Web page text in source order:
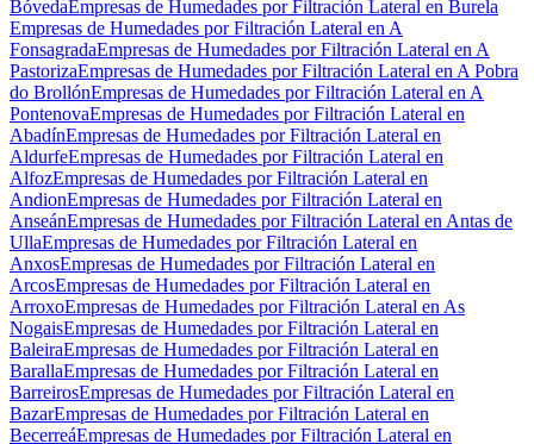
BóvedaEmpresas de Humedades por Filtración Lateral en Burela
Empresas de Humedades por Filtración Lateral en A
FonsagradaEmpresas de Humedades por Filtración Lateral en A
PastorizaEmpresas de Humedades por Filtración Lateral en A Pobra
do BrollónEmpresas de Humedades por Filtración Lateral en A
PontenovaEmpresas de Humedades por Filtración Lateral en
AbadínEmpresas de Humedades por Filtración Lateral en
AldurfeEmpresas de Humedades por Filtración Lateral en
AlfozEmpresas de Humedades por Filtración Lateral en
AndionEmpresas de Humedades por Filtración Lateral en
AnseánEmpresas de Humedades por Filtración Lateral en Antas de
UllaEmpresas de Humedades por Filtración Lateral en
AnxosEmpresas de Humedades por Filtración Lateral en
ArcosEmpresas de Humedades por Filtración Lateral en
ArroxoEmpresas de Humedades por Filtración Lateral en As
NogaisEmpresas de Humedades por Filtración Lateral en
BaleiraEmpresas de Humedades por Filtración Lateral en
BarallaEmpresas de Humedades por Filtración Lateral en
BarreirosEmpresas de Humedades por Filtración Lateral en
BazarEmpresas de Humedades por Filtración Lateral en
BecerreáEmpresas de Humedades por Filtración Lateral en